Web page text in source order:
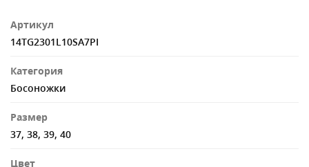
Артикул
14TG2301L10SA7PI
Категория
Босоножки
Размер
37, 38, 39, 40
Цвет